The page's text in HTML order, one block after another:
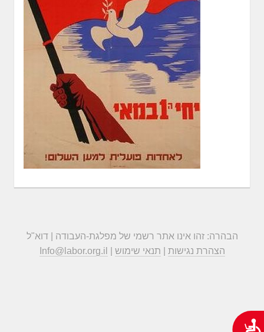
נגישות
הבהרה: זהו אינו אתר רשמי של מפלגת-העבודה | דוא"ל
Info@labor.org.il
הצהרת נגישות תנאי שימוש